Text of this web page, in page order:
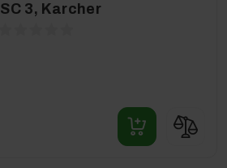
SC 3, Karcher